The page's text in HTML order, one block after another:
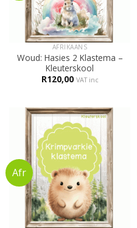
AFRIKAANS
Woud: Hasies 2 Klastema –
Kleuterskool
R120,00 VAT inc